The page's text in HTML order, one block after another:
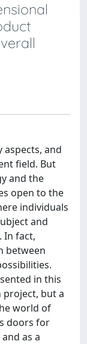
aspects, and
field. But
and the
open to the
individuals
and
In fact,
between
in this
project, but a
world of
doors for
as a